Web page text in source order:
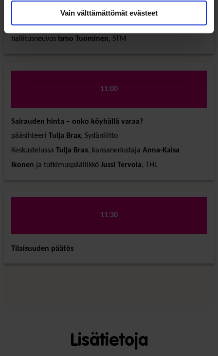
Vain välttämättömät evästeet
Vertti Kiukas, SOSTE Suomen sosiaali ja terveys ry
KeskustelussaVertti Kiukas, kansanedustajaJouni Ovaskaja
hallitusneuvos Ismo Tuominen, STM
11:00
Sairauden hinta – onko köyhällä varaa?
pääsihteeri Tuija Brax, Sydänliitto
Keskustelussa Tuija Brax, kansanedustaja Anna-Kaisa
Ikonen ja tutkimuspäällikkö Jussi Tervola, THL
11:30
Tilaisuuden päätös
Lisätietoja